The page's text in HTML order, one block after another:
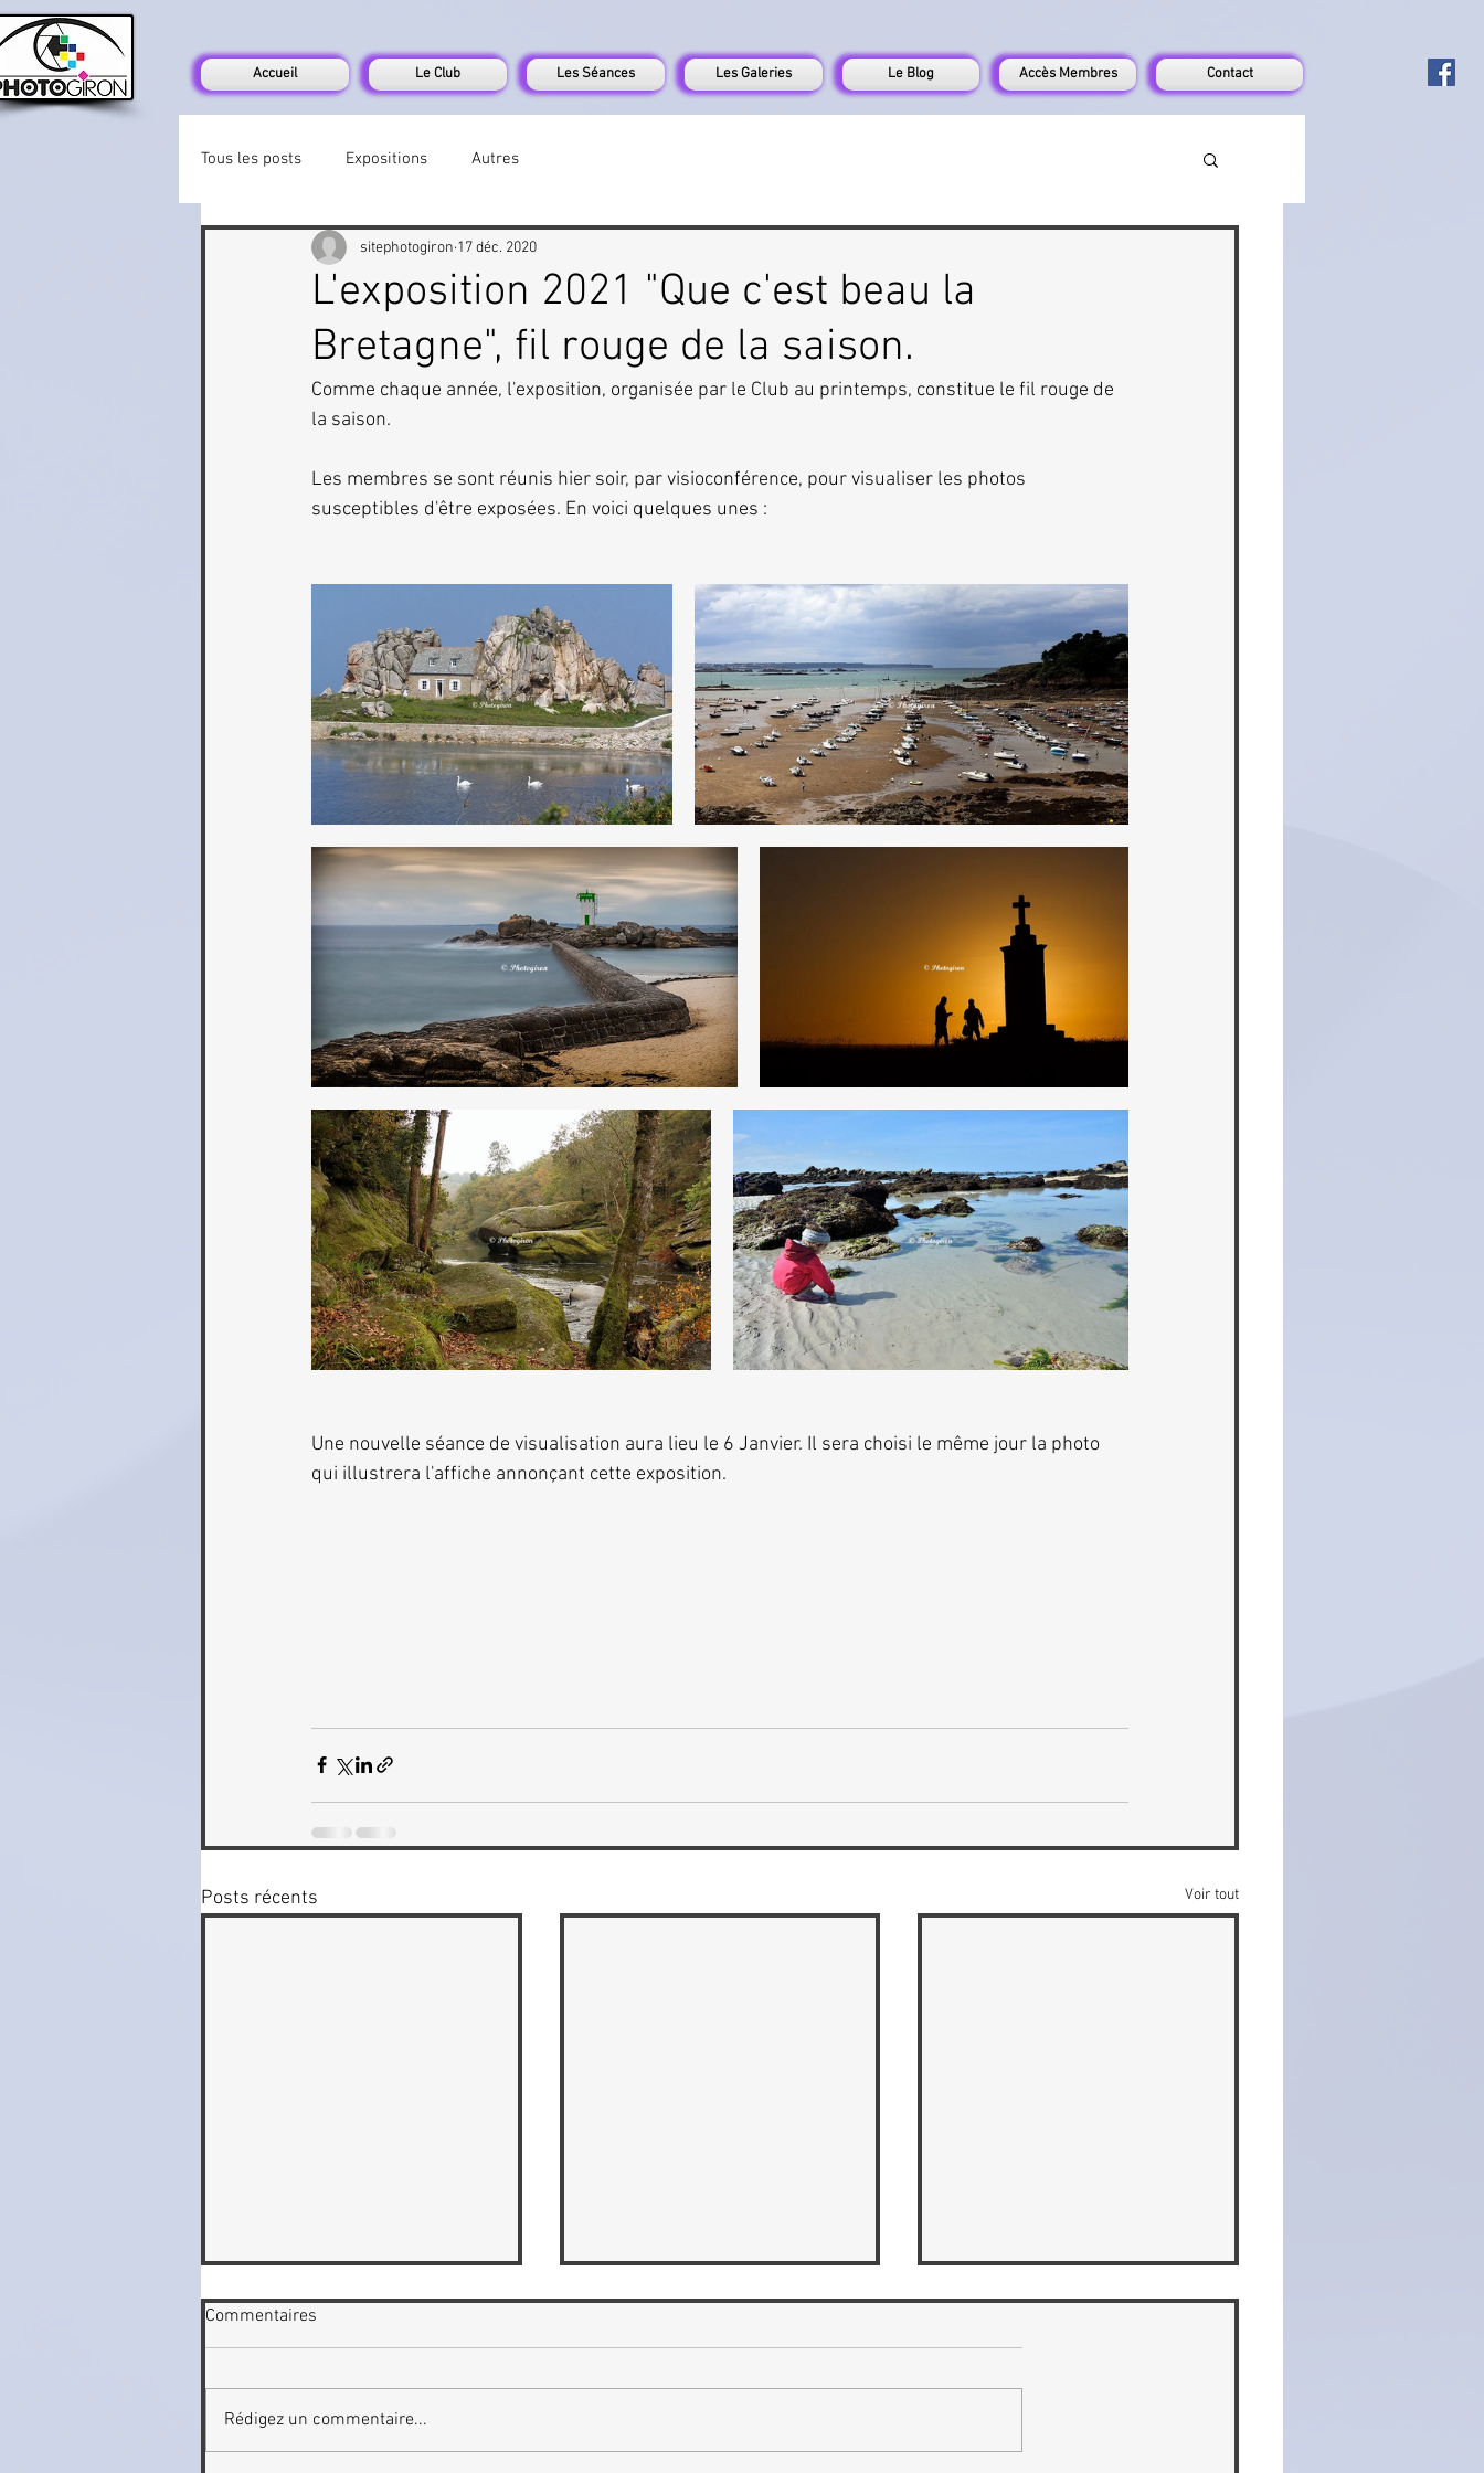
Accueil Le Club Les Séances Les Galeries Le Blog Accès Membres Contact
Tous les posts Expositions Autres
L'exposition 2021 "Que c'est beau la
Bretagne", fil rouge de la saison.
sitephotogiron 17 déc. 2020
Comme chaque année, l'exposition, organisée par le Club au printemps, constitue le fil rouge de
la saison.
Les membres se sont réunis hier soir, par visioconférence, pour visualiser les photos
susceptibles d'être exposées. En voici quelques unes :
Une nouvelle séance de visualisation aura lieu le 6 Janvier. Il sera choisi le même jour la photo
qui illustrera l'affiche annonçant cette exposition.
Posts récents Voir tout
Commentaires
Rédigez un commentaire...